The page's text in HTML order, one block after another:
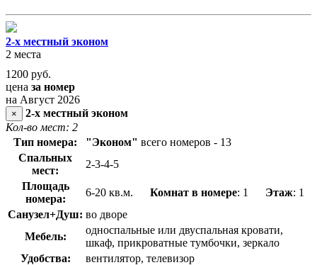
2-х местный эконом
2 места
1200 руб.
цена за номер
на Август 2026
×
2-х местный эконом
Кол-во мест: 2
Тип номера:
"Эконом" всего номеров - 13
Спальных
мест:
2-3-4-5
Площадь
номера:
6-20 кв.м. Комнат в номере: 1 Этаж: 1
Санузел+Душ: во дворе
Мебель:
односпальные или двуспальная кровати,
шкаф, прикроватные тумбочки, зеркало
Удобства:
вентилятор, телевизор